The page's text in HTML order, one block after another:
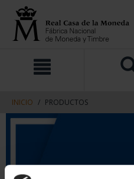
contenido
navegacin
INICIO PRODUCTOS